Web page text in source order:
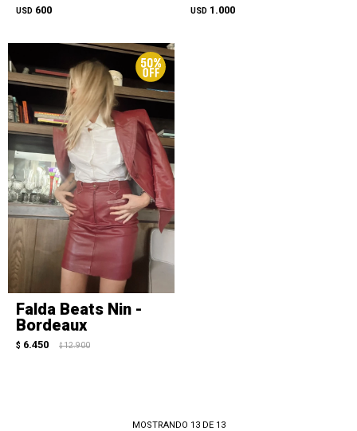
USD 600 USD 1.000
Falda Beats Nin -
Bordeaux
$ 6.450 $ 12.900
MOSTRANDO 13DE 13